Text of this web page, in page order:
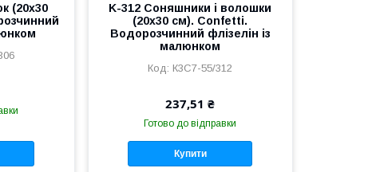
(20х30
K-312 Соняшники і волошки
(20х30 см). Confetti.
Водорозчинний флізелін із
малюнком
К3С7-55/312
237,51 ₴
Готово до відправки
Купити